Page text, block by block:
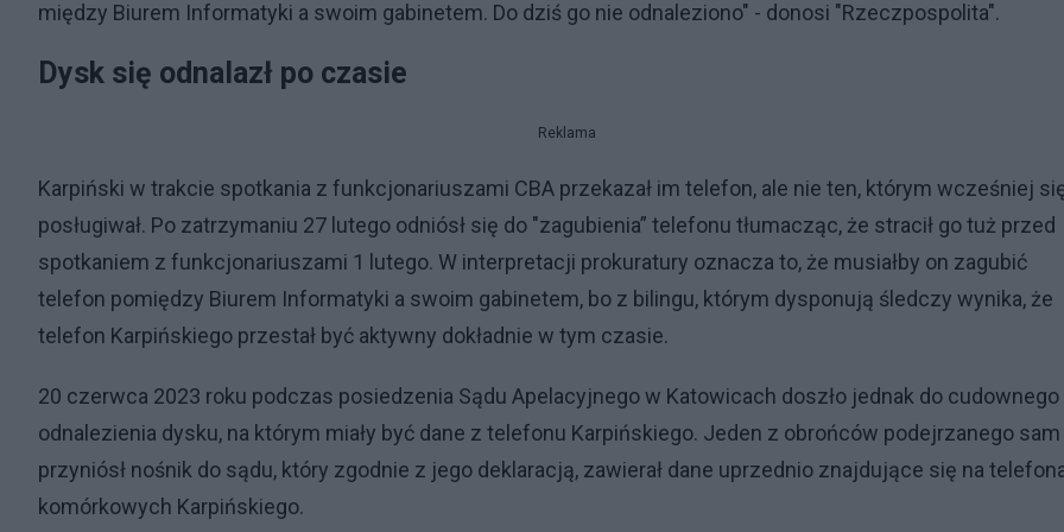
między Biurem Informatyki a swoim gabinetem. Do dziś go nie odnaleziono" - donosi "Rzeczpospolita".
Dysk się odnalazł po czasie
Reklama
Karpiński w trakcie spotkania z funkcjonariuszami CBA przekazał im telefon, ale nie ten, którym wcześniej
posługiwał. Po zatrzymaniu 27 lutego odniósł się do "zagubienia” telefonu tłumacząc, że stracił go tuż przed
spotkaniem z funkcjonariuszami 1 lutego. W interpretacji prokuratury oznacza to, że musiałby on zagubić
telefon pomiędzy Biurem Informatyki a swoim gabinetem, bo z bilingu, którym dysponują śledczy wynika, że
telefon Karpińskiego przestał być aktywny dokładnie w tym czasie.
20 czerwca 2023 roku podczas posiedzenia Sądu Apelacyjnego w Katowicach doszło jednak do cudownego
odnalezienia dysku, na którym miały być dane z telefonu Karpińskiego. Jeden z obrońców podejrzanego sam
przyniósł nośnik do sądu, który zgodnie z jego deklaracją, zawierał dane uprzednio znajdujące się na
komórkowych Karpińskiego.